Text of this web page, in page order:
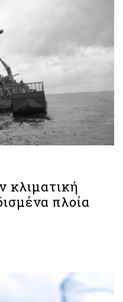
κλιματική
πλοία